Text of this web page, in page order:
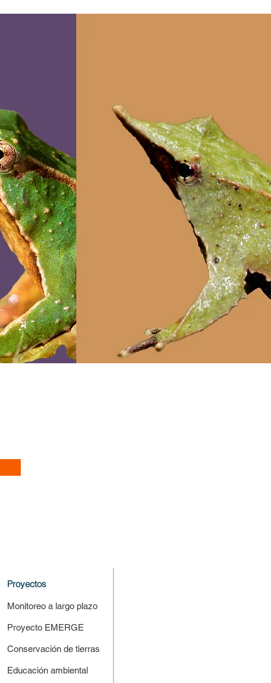
Proyectos
Monitoreo a largo plazo
Proyecto EMERGE
Conservación de tierras
Educación ambiental